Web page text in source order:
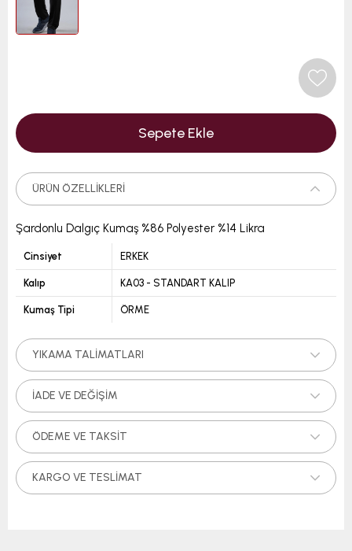
ÜRÜN ÖZELLIKLERI
Şardonlu Dalgıç Kumaş %86 Polyester %14 Likra
Cinsiyet ERKEK
Kalıp KA03 - STANDART KALIP
Kumaş Tipi ÖRME
YIKAMA TALIMATLARI
İADE VE DEĞIŞIM
ÖDEME VE TAKSIT
KARGO VE TESLIMAT